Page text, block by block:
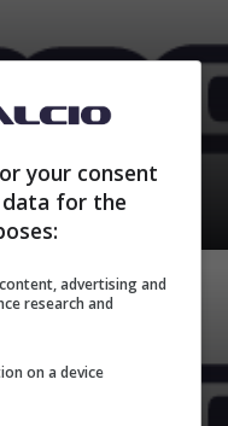
“C’è solo
your consent
data for the
advertising and
research and
on a device